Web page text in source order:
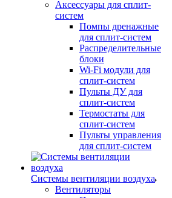
Аксессуары для сплит-
систем
Помпы дренажные
для сплит-систем
Распределительные
блоки
Wi-Fi модули для
сплит-систем
Пульты ДУ для
сплит-систем
Термостаты для
сплит-систем
Пульты управления
для сплит-систем
Системы вентиляции воздуха
Вентиляторы